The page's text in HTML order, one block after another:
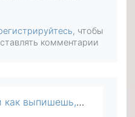
, чтобы
комментарии
и родители которым нужна помощь и поддержка, как моральная так и материальная. А вот в этом мы виноваты сами…